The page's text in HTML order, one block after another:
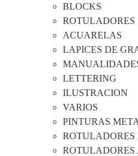
BLOCKS
ROTULADORES
ACUARELAS
LAPICES DE
LETTERING
ILUSTRACION
VARIOS
PINTURAS
ROTULADORES
ROTULADORES